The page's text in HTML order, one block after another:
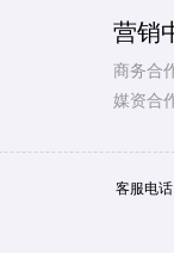
营销
商务合
媒资合
客服电